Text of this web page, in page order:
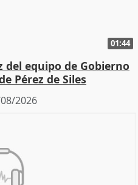
01:44
del equipo de Gobierno
Pérez de Siles
2026